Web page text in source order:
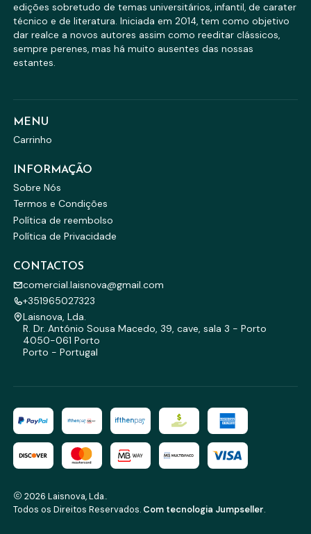
edições sobretudo de temas universitários, infantil, de carater
técnico e de literatura. Iniciada em 2014, tem como objetivo
dar realce a novos autores assim como reeditar clássicos,
sempre perenes, mas há muito ausentes das nossas
estantes.
MENU
Carrinho
INFORMAÇÃO
Sobre Nós
Termos e Condições
Política de reembolso
Política de Privacidade
CONTACTOS
comercial.laisnova@gmail.com
+351965027323
Laisnova, Lda.
R. Dr. António Sousa Macedo, 39, cave, sala 3 - Porto
4050-061 Porto
Porto - Portugal
2026 Laisnova, Lda..
Todos os Direitos Reservados. Com tecnologia Jumpseller.